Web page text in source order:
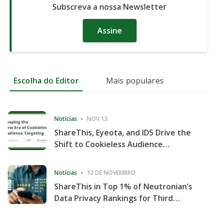
Subscreva a nossa Newsletter
Assine
Escolha do Editor Mais populares
Notícias NOV 13
ShareThis, Eyeota, and ID5 Drive the
Shift to Cookieless Audience
Notícias 12 DE NOVEMBRO
ShareThis in Top 1% of Neutronian’s
Data Privacy Rankings for Third